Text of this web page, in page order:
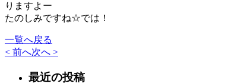
りますよー
たのしみですね☆では！
一覧へ戻る
< 前へ次へ >
最近の投稿